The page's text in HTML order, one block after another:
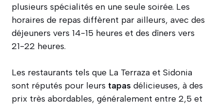
plusieurs spécialités en une seule soirée. Les
horaires de repas diffèrent par ailleurs, avec des
déjeuners vers 14-15 heures et des dîners vers
21-22 heures.
Les restaurants tels que La Terraza et Sidonia
sont réputés pour leurs tapas délicieuses, à des
prix très abordables, généralement entre 2,5 et